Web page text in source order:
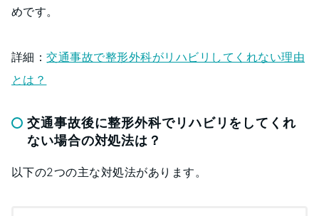
めです。
詳細：交通事故で整形外科がリハビリしてくれない理由
とは？
交通事故後に整形外科でリハビリをしてくれ
ない場合の対処法は？
以下の2つの主な対処法があります。